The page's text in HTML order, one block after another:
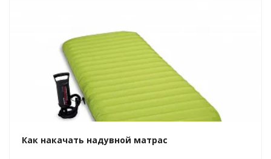
Как накачать надувной матрас